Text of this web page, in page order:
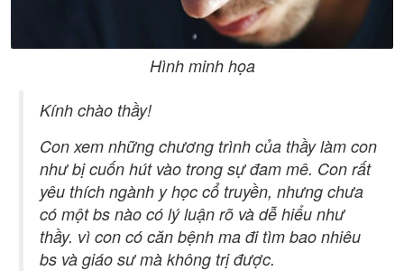
Hình minh họa
Kính chào thầy!
Con xem những chương trình của thầy làm con
như bị cuốn hút vào trong sự đam mê. Con rất
yêu thích ngành y học cổ truyền, nhưng chưa
có một bs nào có lý luận rõ và dễ hiểu như
thầy. vì con có căn bệnh ma đi tìm bao nhiêu
bs và giáo sư mà không trị được.